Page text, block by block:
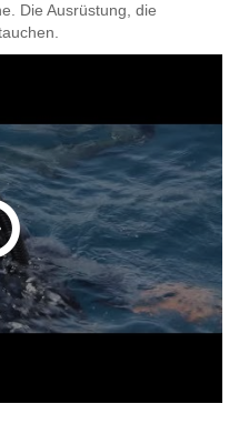
Die Ausrüstung, die